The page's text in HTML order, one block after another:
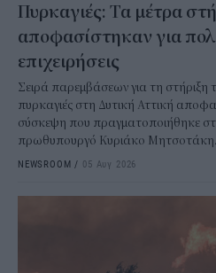
Πυρκαγιές: Τα μέτρα
αποφασίστηκαν για
επιχειρήσεις
Σειρά παρεμβάσεων για τη στήριξη
πυρκαγιές στη Δυτική Αττική
σύσκεψη που πραγματοποιήθηκε
πρωθυπουργό Κυριάκο Μητσοτάκη.
NEWSROOM / 05 Αυγ 2026